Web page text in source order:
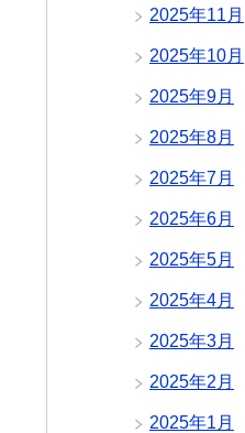
2025年11月
2025年10月
2025年9月
2025年8月
2025年7月
2025年6月
2025年5月
2025年4月
2025年3月
2025年2月
2025年1月